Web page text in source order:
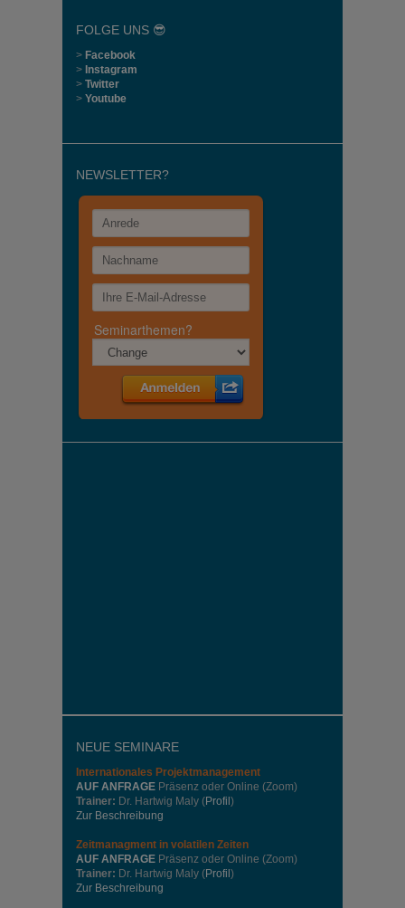
FOLGE UNS 😎
> Facebook
> Instagram
> Twitter
> Youtube
NEWSLETTER?
NEUE SEMINARE
Internationales Projektmanagement
AUF ANFRAGE Präsenz oder Online (Zoom)
Trainer: Dr. Hartwig Maly (Profil )
Zur Beschreibung
Zeitmanagment in volatilen Zeiten
AUF ANFRAGE Präsenz oder Online (Zoom)
Trainer: Dr. Hartwig Maly (Profil )
Zur Beschreibung